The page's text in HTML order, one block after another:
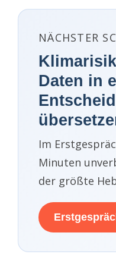
NÄCHSTER
Daten in
Im
Minuten
der größte